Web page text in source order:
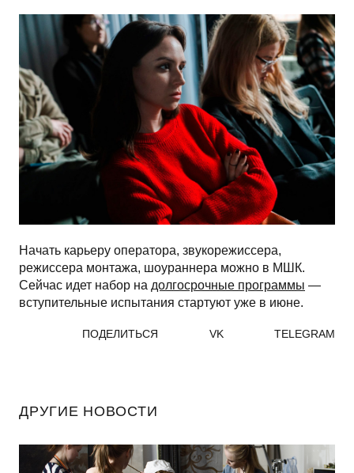
Начать карьеру оператора, звукорежиссера,
режиссера монтажа, шоураннера можно в МШК.
Сейчас идет набор на долгосрочные программы —
вступительные испытания стартуют уже в июне.
ПОДЕЛИТЬСЯ VK TELEGRAM
ДРУГИЕ НОВОСТИ